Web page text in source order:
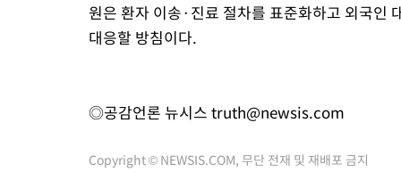
원은 환자 이송·진료 절차를 표준화하고 외국인
대응할 방침이다.
◎공감언론 뉴시스 truth@newsis.com
Copyright © NEWSIS.COM, 무단 전재 및 재배포 금지